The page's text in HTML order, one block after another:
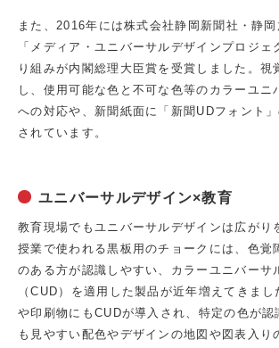
また、2016年には株式会社静岡新聞社・静
「メディア・ユニバーサルデザインプロジェ
り組みが内閣総理大臣賞を受賞しました。視
し、使用可能な色と不可な色等のカラーユニ
への対応や、新聞紙面に「新聞UDフォント
されています。
ユニバーサルデザイン×教育
教育現場でもユニバーサルデザインは広がり
授業で使われる黒板用のチョークには、色覚
のある方が認識しやすい、カラーユニバーサ
（CUD）を適用した製品が近年増えてきま
や印刷物にもCUDが導入され、特定の色が認
も見やすい配色やデザインの地図や図表入り